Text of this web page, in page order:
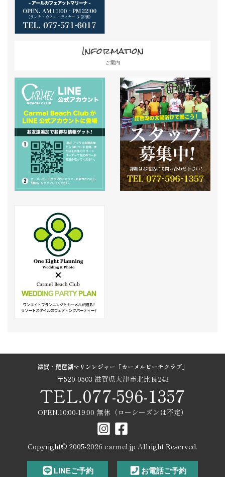
Information
ご案内
滋賀・琵琶湖マリンレジャー「カーメルビーチクラブ」
〒520-0503 滋賀県大津市北比良243
TEL.077-596-1357
OPEN.10:00-19:00 無休（ローシーズンは不定）
Copyright© 2005-2026 carmel.jp Allright Reserved.
LINEご予約 お電話ご予約